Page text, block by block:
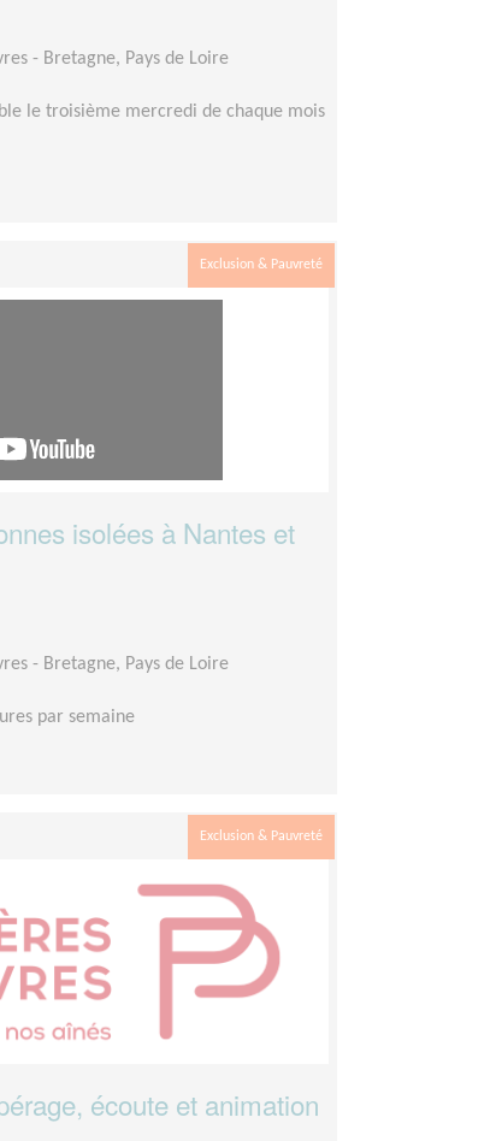
- Bretagne, Pays de Loire
le troisième mercredi de chaque mois
Exclusion & Pauvreté
isolées à Nantes et
- Bretagne, Pays de Loire
par semaine
Exclusion & Pauvreté
écoute et animation